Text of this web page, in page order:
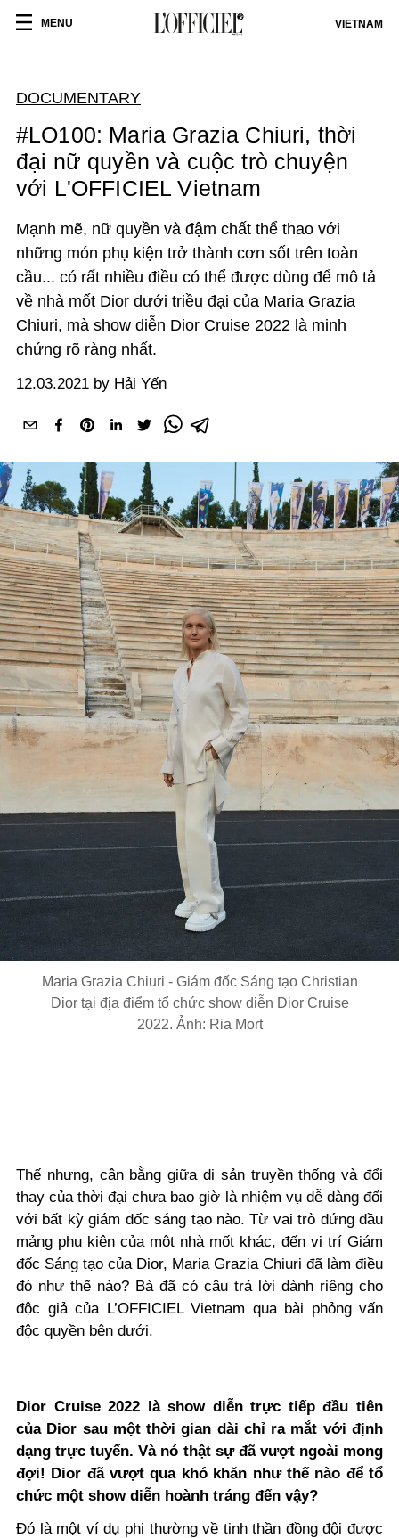
MENU VIETNAM
DOCUMENTARY
#LO100: Maria Grazia Chiuri, thời
đại nữ quyền và cuộc trò chuyện
với L'OFFICIEL Vietnam
Mạnh mẽ, nữ quyền và đậm chất thể thao với
những món phụ kiện trở thành cơn sốt trên toàn
cầu... có rất nhiều điều có thể được dùng để mô tả
về nhà mốt Dior dưới triều đại của Maria Grazia
Chiuri, mà show diễn Dior Cruise 2022 là minh
chứng rõ ràng nhất.
12.03.2021 by Hải Yến
Maria Grazia Chiuri - Giám đốc Sáng tạo Christian
Dior tại địa điểm tổ chức show diễn Dior Cruise
2022. Ảnh: Ria Mort
Thế nhưng, cân bằng giữa di sản truyền thống và đổi
thay của thời đại chưa bao giờ là nhiệm vụ dễ dàng đối
với bất kỳ giám đốc sáng tạo nào. Từ vai trò đứng đầu
mảng phụ kiện của một nhà mốt khác, đến vị trí Giám
đốc Sáng tạo của Dior, Maria Grazia Chiuri đã làm điều
đó như thế nào? Bà đã có câu trả lời dành riêng cho
độc giả của L’OFFICIEL Vietnam qua bài phỏng vấn
độc quyền bên dưới.
Dior Cruise 2022 là show diễn trực tiếp đầu tiên
của Dior sau một thời gian dài chỉ ra mắt với định
dạng trực tuyến. Và nó thật sự đã vượt ngoài mong
đợi! Dior đã vượt qua khó khăn như thế nào để tổ
chức một show diễn hoành tráng đến vậy?
Đó là một ví dụ phi thường về tinh thần đồng đội được